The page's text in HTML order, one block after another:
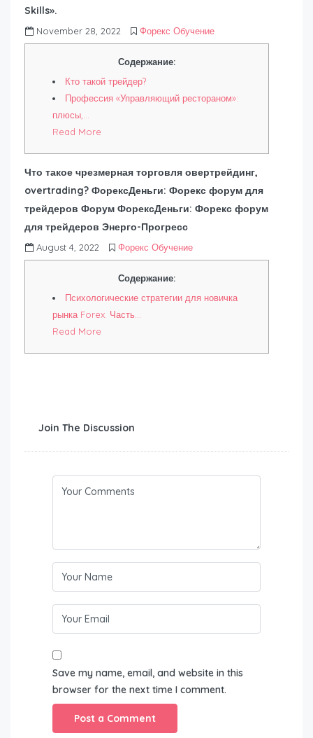
Skills».
November 28, 2022 Форекс Обучение
Содержание:
Кто такой трейдер?
Профессия «Управляющий рестораном»:
плюсы,…
Read More
Что такое чрезмерная торговля овертрейдинг,
overtrading? ФорексДеньги: Форекс форум для
трейдеров Форум ФорексДеньги: Форекс форум
для трейдеров Энерго-Прогресс
August 4, 2022 Форекс Обучение
Содержание:
Психологические стратегии для новичка
рынка Forex. Часть…
Read More
Join The Discussion
Save my name, email, and website in this
browser for the next time I comment.